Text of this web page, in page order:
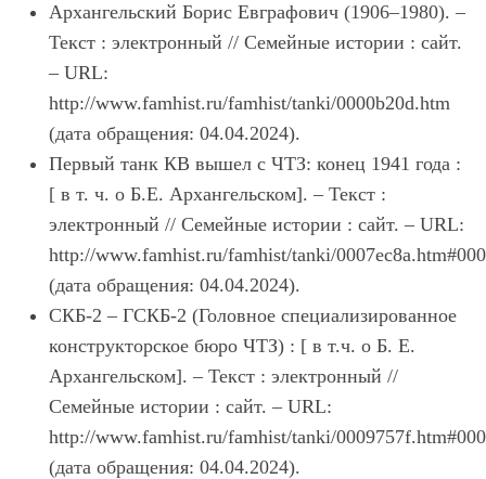
Архангельский Борис Евграфович (1906–1980). –
Текст : электронный // Семейные истории : сайт.
– URL:
http://www.famhist.ru/famhist/tanki/0000b20d.htm
(дата обращения: 04.04.2024).
Первый танк КВ вышел с ЧТЗ: конец 1941 года :
[ в т. ч. о Б.Е. Архангельском]. – Текст :
электронный // Семейные истории : сайт. – URL:
http://www.famhist.ru/famhist/tanki/
(дата обращения: 04.04.2024).
СКБ-2 – ГСКБ-2 (Головное специализированное
конструкторское бюро ЧТЗ) : [ в т.ч. о Б. Е.
Архангельском]. – Текст : электронный //
Семейные истории : сайт. – URL:
http://www.famhist.ru/famhist/tanki/
(дата обращения: 04.04.2024).